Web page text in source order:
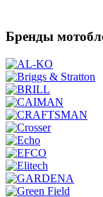
Бренды